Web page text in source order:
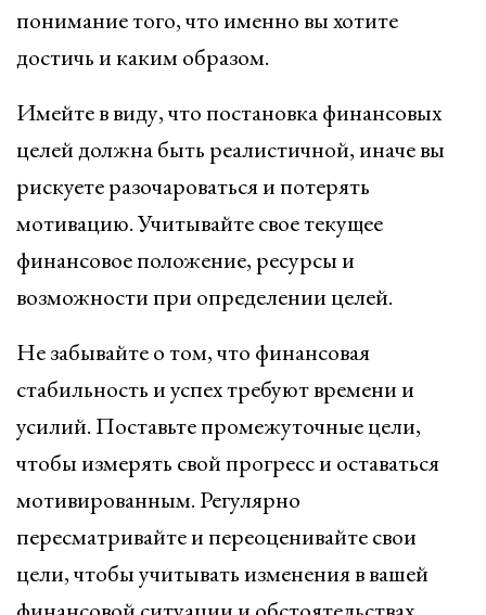
понимание того, что именно вы хотите
достичь и каким образом.
Имейте в виду, что постановка финансовых
целей должна быть реалистичной, иначе вы
рискуете разочароваться и потерять
мотивацию. Учитывайте свое текущее
финансовое положение, ресурсы и
возможности при определении целей.
Не забывайте о том, что финансовая
стабильность и успех требуют времени и
усилий. Поставьте промежуточные цели,
чтобы измерять свой прогресс и оставаться
мотивированным. Регулярно
пересматривайте и переоценивайте свои
цели, чтобы учитывать изменения в вашей